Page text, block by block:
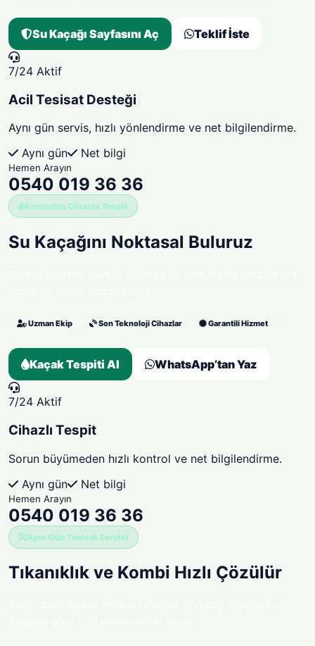
Su Kaçağı Sayfasını Aç Teklif İste
7/24 Aktif
Acil Tesisat Desteği
Aynı gün servis, hızlı yönlendirme ve net bilgilendirme.
Aynı gün
Net bilgi
Hemen Arayın
0540 019 36 36
Kırmadan Cihazla Tespit
Su Kaçağını Noktasal Buluruz
Uzman Ekip Son Teknoloji Cihazlar Garantili Hizmet
Kaçak Tespiti Al WhatsApp’tan Yaz
7/24 Aktif
Cihazlı Tespit
Sorun büyümeden hızlı kontrol ve net bilgilendirme.
Aynı gün
Net bilgi
Hemen Arayın
0540 019 36 36
Aynı Gün Tesisat Servisi
Tıkanıklık ve Kombi Hızlı Çözülür